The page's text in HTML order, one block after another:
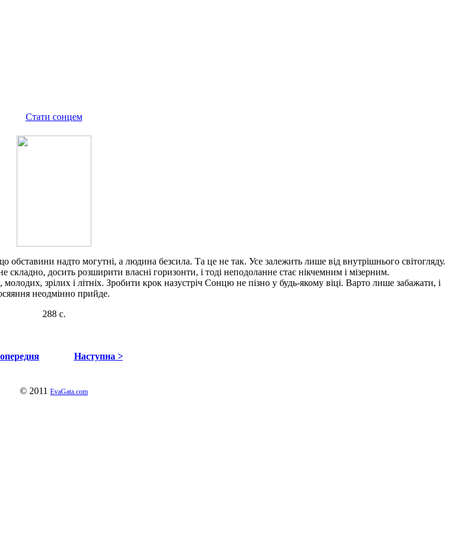
Стати сонцем
обставини надто могутні, а людина безсила. Та це не так. Усе залежить лише від внутрішнього світогляду.
досить розширити власні горизонти, і тоді неподоланне стає нікчемним і мізерним.
зрілих і літніх. Зробити крок назустріч Сонцю не пізно у будь-якому віці. Варто лише забажати, і
неодмінно прийде.
288 с.
Наступна >
© 2011 EvaGata.com